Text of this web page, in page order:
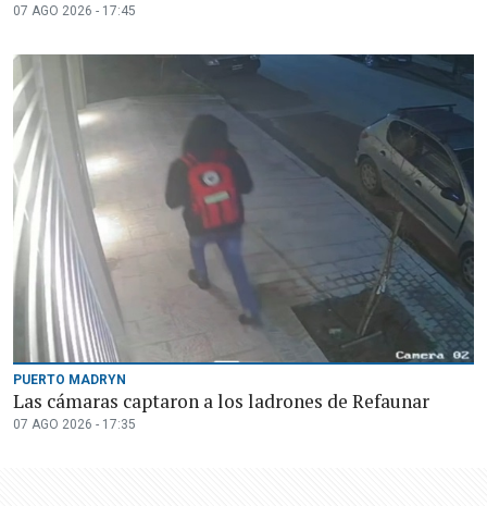
07 AGO 2026 - 17:45
PUERTO MADRYN
Las cámaras captaron a los ladrones de Refaunar
07 AGO 2026 - 17:35